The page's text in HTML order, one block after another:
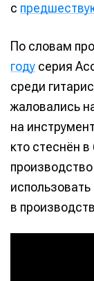
с
По словам
году серия
среди
жаловались
на
кто стеснён
в